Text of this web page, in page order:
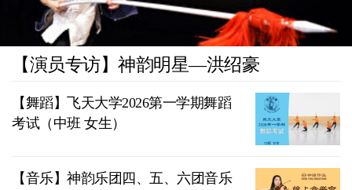
【演员专访】神韵明星—洪绍豪
【舞蹈】飞天大学2026第一学期舞蹈
考试（中班 女生）
【音乐】神韵乐团四、五、六团音乐